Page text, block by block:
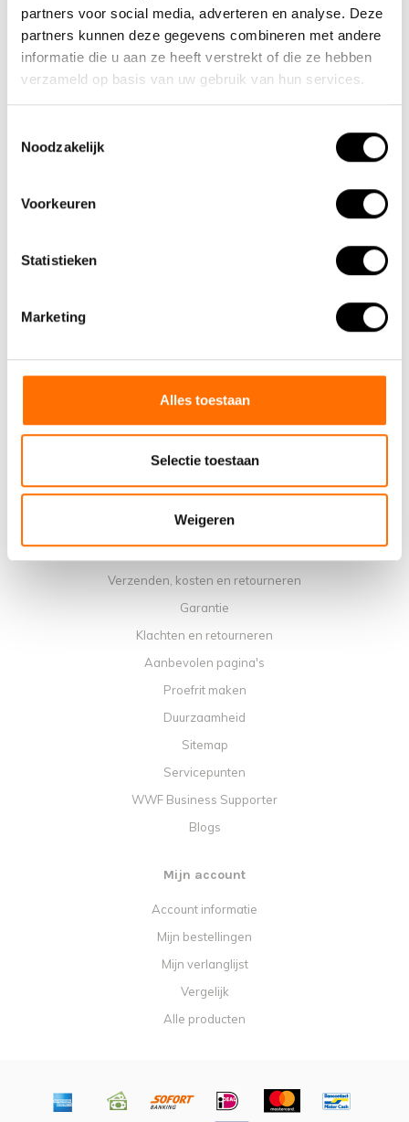
partners voor social media, adverteren en analyse. Deze
partners kunnen deze gegevens combineren met andere
informatie die u aan ze heeft verstrekt of die ze hebben
verzameld op basis van uw gebruik van hun services.
Noodzakelijk
Voorkeuren
Statistieken
Marketing
Alles toestaan
Selectie toestaan
Weigeren
(+31) 73 203 2487
(+31) 73 203 2487
sales@lacros.nl
Verkooppunten
Instructievideo's
Algemene voorwaarden
Privacybeleid
Verzenden, kosten en retourneren
Garantie
Klachten en retourneren
Aanbevolen pagina's
Proefrit maken
Duurzaamheid
Sitemap
Servicepunten
WWF Business Supporter
Blogs
Mijn account
Account informatie
Mijn bestellingen
Mijn verlanglijst
Vergelijk
Alle producten